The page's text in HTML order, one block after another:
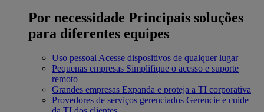
Por necessidade Principais soluções
para diferentes equipes
Uso pessoalAcesse dispositivos de qualquer lugar
Pequenas empresas Simplifique o acesso e suporte
remoto
Grandes empresas Expanda e proteja a TI corporativa
Provedores de serviços gerenciados Gerencie e cuide